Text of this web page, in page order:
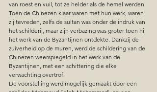
van roest en vuil, tot ze helder als de hemel werden.
Toen de Chinezen klaar waren met hun werk, waren
zij tevreden, zelfs de sultan was onder de indruk van
het schilderij, maar zijn verbazing was groter toen hij
het werk van de Byzantijnen ontdekte. Dankzij de
zuiverheid op de muren, werd de schildering van de
Chinezen weerspiegeld in het werk van de
Byzantijnen, met een schittering die elke
verwachting overtrof.
De voorstelling werd mogelijk gemaakt door een